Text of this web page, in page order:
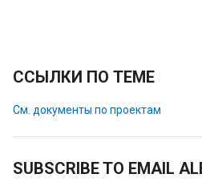
ССЫЛКИ ПО ТЕМЕ
См. документы по проектам
SUBSCRIBE TO EMAIL